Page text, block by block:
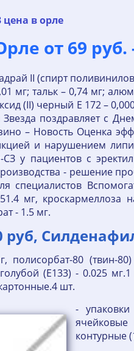
в орле
от 69
II (спирт
мг; тальк – 0,74 мг;
(II) черный Е 172 –
поздравляет с
– Новость Оценка
и нарушением
-СЗ у пациентов с
- решение
специалистов
мг,
- 1.5 мг.
полисорбат-80 (твин-
(E133) - 0.025
шт.
-
контурные